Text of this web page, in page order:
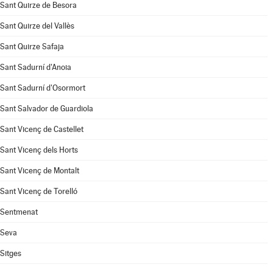
Sant Quirze de Besora
Sant Quirze del Vallès
Sant Quirze Safaja
Sant Sadurní d'Anoia
Sant Sadurní d'Osormort
Sant Salvador de Guardiola
Sant Vicenç de Castellet
Sant Vicenç dels Horts
Sant Vicenç de Montalt
Sant Vicenç de Torelló
Sentmenat
Seva
Sitges